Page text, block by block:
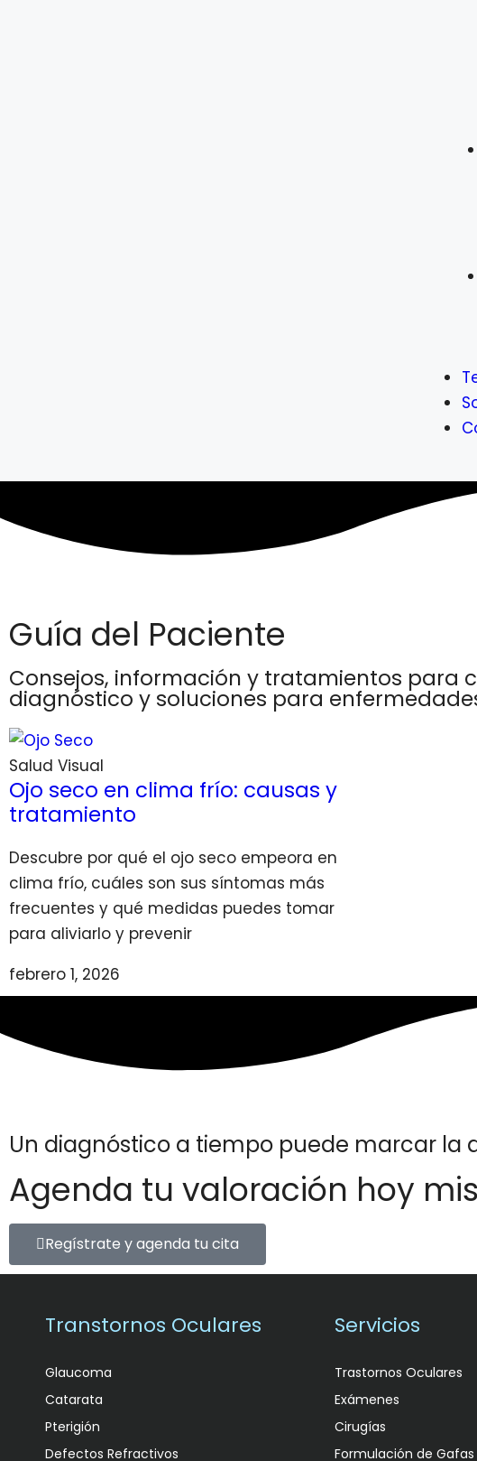
Guía del Paciente
Consejos, información y tratamientos para
diagnóstico y soluciones para
Salud Visual
Ojo seco en clima frío: causas y
tratamiento
Descubre por qué el ojo seco empeora en
clima frío, cuáles son sus síntomas más
frecuentes y qué medidas puedes tomar
para aliviarlo y prevenir
febrero 1, 2026
Un diagnóstico a tiempo puede marcar la
Agenda tu valoración hoy
Regístrate y agenda tu cita
Transtornos Oculares
Glaucoma
Catarata
Pterigión
Defectos Refractivos
Servicios
Trastornos Oculares
Exámenes
Cirugías
Formulación de Gafas